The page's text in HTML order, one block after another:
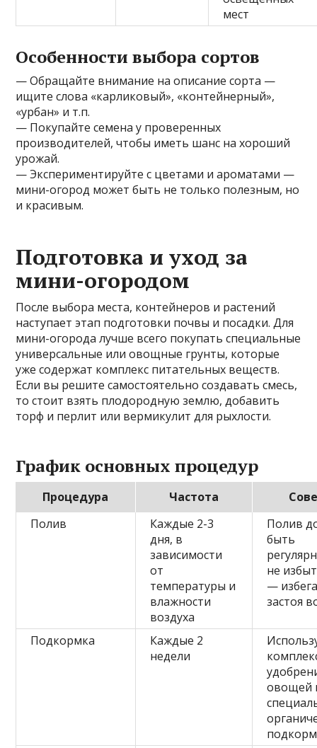
мест
Особенности выбора сортов
— Обращайте внимание на описание сорта —
ищите слова «карликовый», «контейнерный»,
«урбан» и т.п.
— Покупайте семена у проверенных
производителей, чтобы иметь шанс на хороший
урожай.
— Экспериментируйте с цветами и ароматами —
мини-огород может быть не только полезным, но
и красивым.
Подготовка и уход за
мини-огородом
После выбора места, контейнеров и растений
наступает этап подготовки почвы и посадки. Для
мини-огорода лучше всего покупать специальные
универсальные или овощные грунты, которые
уже содержат комплекс питательных веществ.
Если вы решите самостоятельно создавать смесь,
то стоит взять плодородную землю, добавить
торф и перлит или вермикулит для рыхлости.
График основных процедур
Процедура Частота
Полив
Каждые 2-3
дня, в
зависимости
от
температуры и
влажности
воздуха
Полив
быть
не
—
застоя
Подкормка
Каждые 2
недели
овощей